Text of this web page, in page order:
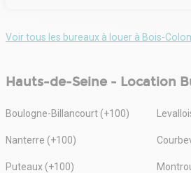
Voir tous les bureaux à louer à Bois-
Hauts-de-Seine - Location
Boulogne-Billancourt (+100)
Nanterre (+100)
Puteaux (+100)